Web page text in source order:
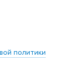
политики